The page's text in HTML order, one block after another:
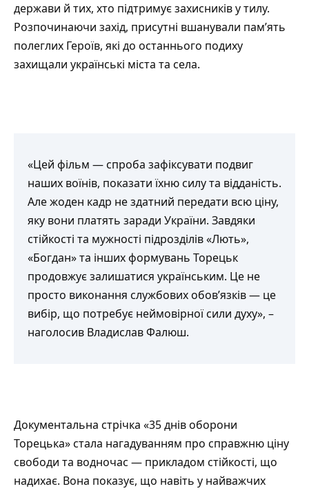
держави й тих, хто підтримує захисників у тилу.
Розпочинаючи захід, присутні вшанували пам’ять
полеглих Героїв, які до останнього подиху
захищали українські міста та села.
«Цей фільм — спроба зафіксувати подвиг
наших воїнів, показати їхню силу та відданість.
Але жоден кадр не здатний передати всю ціну,
яку вони платять заради України. Завдяки
стійкості та мужності підрозділів «Лють»,
«Богдан» та інших формувань Торецьк
продовжує залишатися українським. Це не
просто виконання службових обов’язків — це
вибір, що потребує неймовірної сили духу», –
наголосив Владислав Фалюш.
Документальна стрічка «35 днів оборони
Торецька» стала нагадуванням про справжню ціну
свободи та водночас — прикладом стійкості, що
надихає. Вона показує, що навіть у найважчих